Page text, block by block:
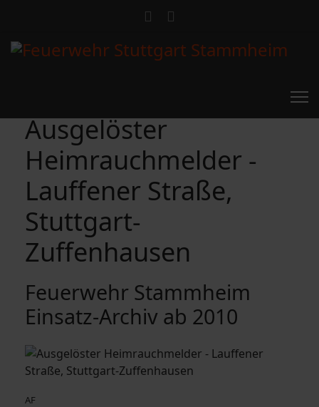
Feuerwehr Stammheim
Einsatz-Archiv ab 2010
Ausgelöster
Heimrauchmelder -
Lauffener Straße,
Stuttgart-
Zuffenhausen
AF